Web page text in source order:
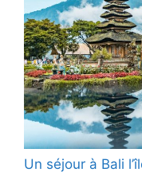
Un séjour à Bali